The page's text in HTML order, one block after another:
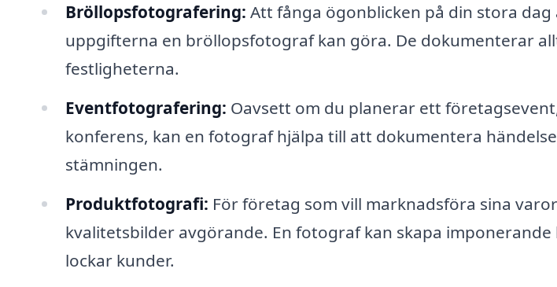
Bröllopsfotografering: Att fånga ögonblicken på din stora dag
uppgifterna en bröllopsfotograf kan göra. De dokumenterar
festligheterna.
Eventfotografering: Oavsett om du planerar ett
konferens, kan en fotograf hjälpa till att dokumentera
stämningen.
Produktfotografi: För företag som vill marknadsföra sina
kvalitetsbilder avgörande. En fotograf kan skapa
lockar kunder.